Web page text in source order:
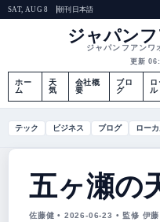
SAT, AUG 8 朝刊 日本語
ジャパン
ジャパンフアンワ
更新
ホー
ム
天
気
会社概
要
ブロ
グ
ロ
ル
テック ビジネス ブログ ロー
五ヶ瀬の
佐藤健 • 2026-06-23 • 監修 伊